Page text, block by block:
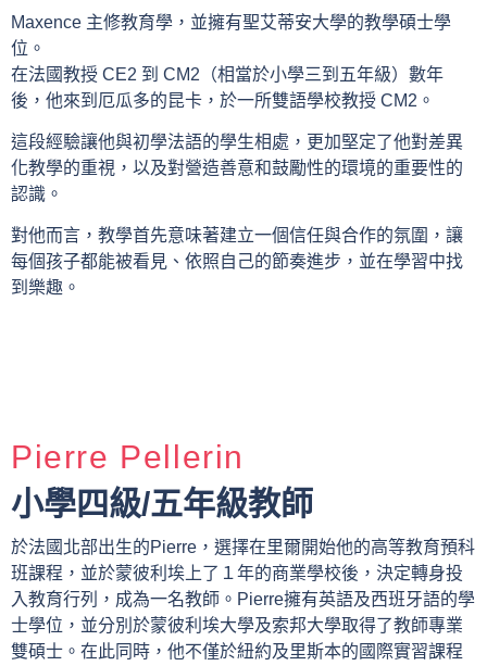
Maxence 主修教育學，並擁有聖艾蒂安大學的教學碩士學
位。
在法國教授 CE2 到 CM2（相當於小學三到五年級）數年
後，他來到厄瓜多的昆卡，於一所雙語學校教授 CM2。
這段經驗讓他與初學法語的學生相處，更加堅定了他對差異
化教學的重視，以及對營造善意和鼓勵性的環境的重要性的
認識。
對他而言，教學首先意味著建立一個信任與合作的氛圍，讓
每個孩子都能被看見、依照自己的節奏進步，並在學習中找
到樂趣。
Pierre Pellerin
小學四級/五年級教師
於法國北部出生的Pierre，選擇在里爾開始他的高等教育預科
班課程，並於蒙彼利埃上了１年的商業學校後，決定轉身投
入教育行列，成為一名教師。Pierre擁有英語及西班牙語的學
士學位，並分別於蒙彼利埃大學及索邦大學取得了教師專業
雙碩士。在此同時，他不僅於紐約及里斯本的國際實習課程